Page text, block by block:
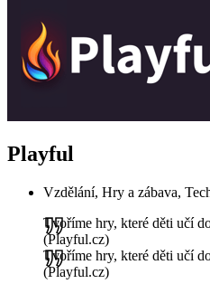
Playful
Vzdělání, Hry a zábava,
Tvoříme hry, které děti učí
(Playful.cz)
Tvoříme hry, které děti učí
(Playful.cz)